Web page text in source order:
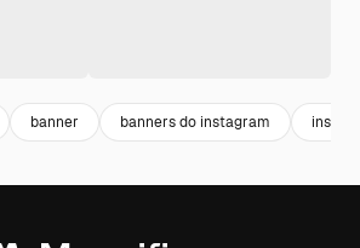
banner banners do instagram